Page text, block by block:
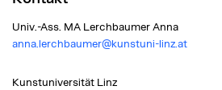
Univ.-Ass. MA Lerchbaumer Anna
anna.lerchbaumer@kunstuni-linz.at
Kunstuniversität Linz